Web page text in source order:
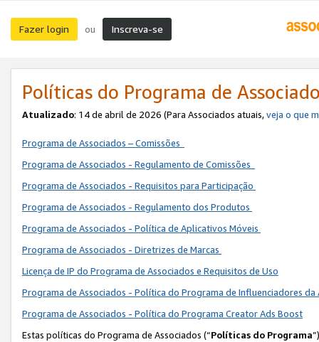
Fazer login ou Inscreva-se
Políticas do Programa de
Atualizado: 14 de abril de 2026 (Para Associados atuais,veja o que
Programa de Associados – Comissões
Programa de Associados - Regulamento de Comissões
Programa de Associados - Requisitos para Participação
Programa de Associados - Regulamento dos Produtos
Programa de Associados - Política de Aplicativos Móveis
Programa de Associados - Diretrizes de Marcas
Licença de IP do Programa de Associados e Requisitos de Uso
Programa de Associados - Política do Programa de Influenciadores
Programa de Associados - Política do Programa Creator Ads Boost
Estas políticas do Programa de Associados (“Políticas do Programa